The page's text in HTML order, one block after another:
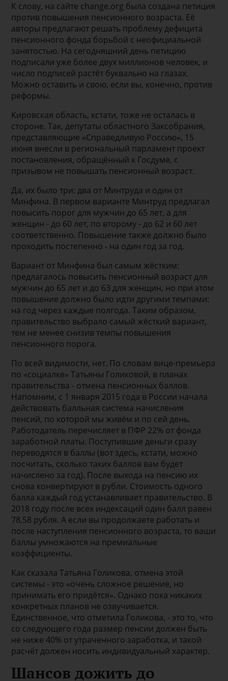
К слову, на сайте change.org была создана петиция
против повышения пенсионного возраста. Её
авторы предлагают решать проблему дефицита
пенсионного фонда борьбой с неофициальной
занятостью. На сегодняшний день петицию
подписали уже более двух миллионов человек, и
число подписей растёт буквально на глазах.
Можно оставить и свою, если вы, конечно, против
реформы.
Кировская область, кстати, тоже не осталась в
стороне. Так, депутаты областного Заксобрания,
представляющие «Справедливую Россию», 15
июня внесли в региональный парламент проект
постановления, обращённый к Госдуме, с
призывом не повышать пенсионный возраст.
Да, их было три: два от Минтруда и один от
Минфина. В первом варианте Минтруд предлагал
повысить порог для мужчин до 65 лет, а для
женщин - до 60 лет, по второму - до 62 и 60 лет
соответственно. Повышение также должно было
проходить постепенно - на один год за год.
Вариант от Минфина был самым жёстким:
предлагалось повысить пенсионный возраст для
мужчин до 65 лет и до 63 для женщин, но при этом
повышение должно было идти другими темпами:
на год через каждые полгода. Таким образом,
правительство выбрало самый жёсткий вариант,
тем не менее снизив темпы повышения
пенсионного порога.
По всей видимости, нет. По словам вице-премьера
по «социалке» Татьяны Голиковой, в планах
правительства - отмена пенсионных баллов.
Напомним, с 1 января 2015 года в России начала
действовать балльная система начисления
пенсий, по которой мы живём и по сей день.
Работодатель перечисляет в ПФР 22% от фонда
заработной платы. Поступившие деньги сразу
переводятся в баллы (вот здесь, кстати, можно
посчитать, сколько таких баллов вам будет
начислено за год). После выхода на пенсию их
снова конвертируют в рубли. Стоимость одного
балла каждый год устанавливает правительство. В
2018 году после всех индексаций один балл равен
78,58 рубля. А если вы продолжаете работать и
после наступления пенсионного возраста, то ваши
баллы умножаются на премиальные
коэффициенты.
Как сказала Татьяна Голикова, отмена этой
системы - это «очень сложное решение, но
принимать его придётся». Однако пока никаких
конкретных планов не озвучивается.
Единственное, что отметила Голикова, - это то, что
со следующего года размер пенсии должен быть
не ниже 40% от утраченного заработка, и такой
расчёт должен носить индивидуальный характер.
Шансов дожить до